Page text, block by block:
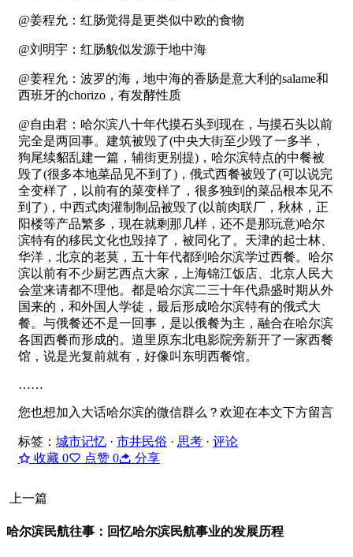
@姜程允：红肠觉得是更类似中欧的食物
@刘明宇：红肠貌似发源于地中海
@姜程允：波罗的海，地中海的香肠是意大利的salame和
西班牙的chorizo，有发酵性质
@自由君：哈尔滨八十年代摸石头到现在，与摸石头以前
完全是两回事。建筑被毁了(中央大街至少毁了一多半，
狗尾续貂乱建一篇，辅街更别提)，哈尔滨特点的中餐被
毁了(很多本地菜品见不到了)，俄式西餐被毁了(可以说完
全变样了，以前有的菜变样了，很多独到的菜品根本见不
到了)，中西式肉灌制制品被毁了(以前肉联厂，秋林，正
阳楼等产品繁多，现在就剩那几样，还不是那玩意)哈尔
滨特有的移民文化也毁掉了，被同化了。天津的起士林、
华洋，北京的老莫，五十年代都到哈尔滨学过西餐。哈尔
滨以前有不少厨艺西点大家，上海锦江饭店、北京人民大
会堂来请都不理他。都是哈尔滨二三十年代鼎盛时期从外
国来的，和外国人学徒，最后形成哈尔滨特有的俄式大
餐。与俄餐还不是一回事，是以俄餐为主，融合在哈尔滨
各国西餐而形成的。道里原东北电影院旁新开了一家西餐
馆，说是光复前就有，好像叫东明西餐馆。
……
您也想加入大话哈尔滨的微信群么？欢迎在本文下方留言
标签： 城市记忆 · 市井民俗 · 思考 · 评论
收藏 0 点赞 0 分享
上一篇
哈尔滨民航往事：回忆哈尔滨民航事业的发展历程